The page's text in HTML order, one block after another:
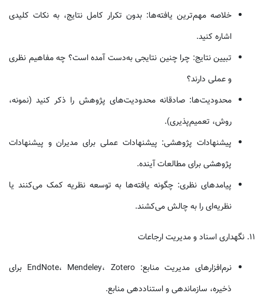
خلاصه مهم‌ترین یافته‌ها: بدون تکرار کامل نتایج، به نکات کلیدی
اشاره کنید.
تبیین نتایج: چرا چنین نتایجی به‌دست آمده است؟ چه مفاهیم نظری
و عملی دارند؟
محدودیت‌ها: صادقانه محدودیت‌های پژوهش را ذکر کنید (نمونه،
روش، تعمیم‌پذیری).
پیشنهادات پژوهشی: پیشنهادات عملی برای مدیران و پیشنهادات
پژوهشی برای مطالعات آینده.
پیامدهای نظری: چگونه یافته‌ها به توسعه نظریه کمک می‌کنند یا
نظریه‌ای را به چالش می‌کشند.
۱۱. نگهداری اسناد و مدیریت ارجاعات
نرم‌افزارهای مدیریت منابع: EndNote، Mendeley، Zotero برای
ذخیره، سازماندهی و استناددهی منابع.